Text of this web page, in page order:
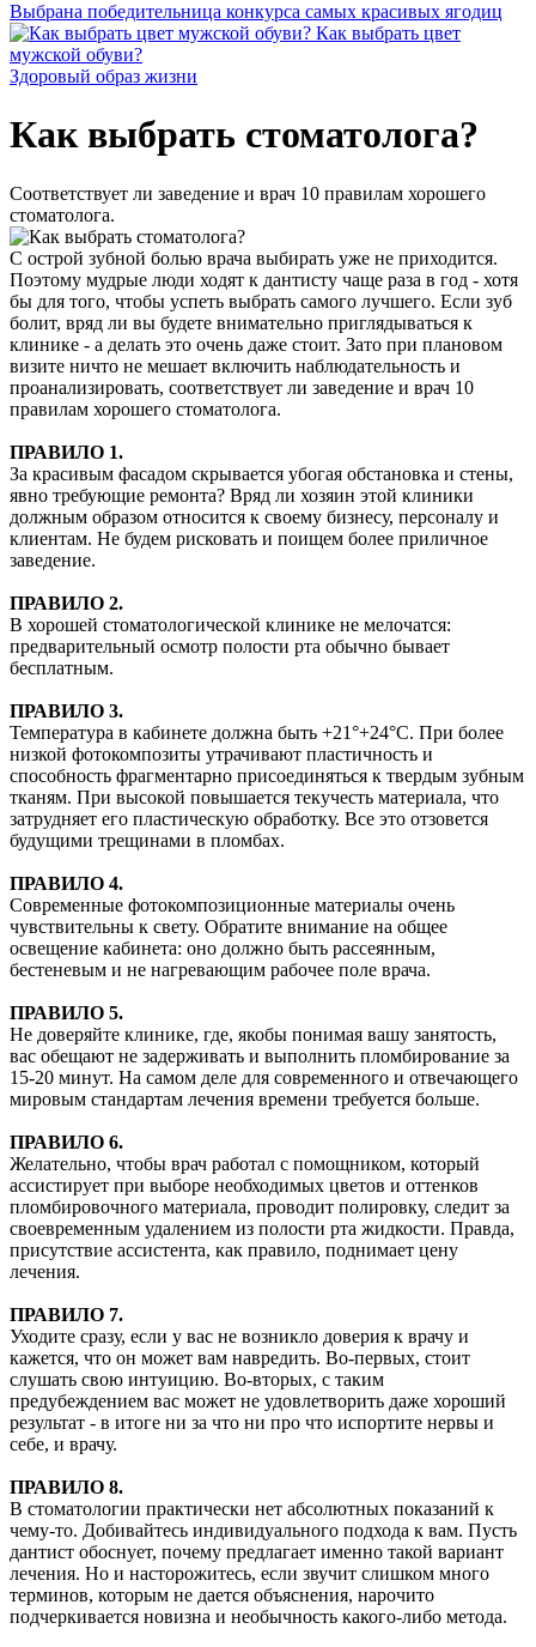
Выбрана победительница конкурса самых красивых ягодиц
Как выбрать цвет
мужской обуви?
Здоровый образ жизни
Как выбрать стоматолога?
Соответствует ли заведение и врач 10 правилам хорошего
стоматолога.
С острой зубной болью врача выбирать уже не приходится.
Поэтому мудрые люди ходят к дантисту чаще раза в год - хотя
бы для того, чтобы успеть выбрать самого лучшего. Если зуб
болит, вряд ли вы будете внимательно приглядываться к
клинике - а делать это очень даже стоит. Зато при плановом
визите ничто не мешает включить наблюдательность и
проанализировать, соответствует ли заведение и врач 10
правилам хорошего стоматолога.
ПРАВИЛО 1.
За красивым фасадом скрывается убогая обстановка и стены,
явно требующие ремонта? Вряд ли хозяин этой клиники
должным образом относится к своему бизнесу, персоналу и
клиентам. Не будем рисковать и поищем более приличное
заведение.
ПРАВИЛО 2.
В хорошей стоматологической клинике не мелочатся:
предварительный осмотр полости рта обычно бывает
бесплатным.
ПРАВИЛО 3.
Температура в кабинете должна быть +21°+24°С. При более
низкой фотокомпозиты утрачивают пластичность и
способность фрагментарно присоединяться к твердым зубным
тканям. При высокой повышается текучесть материала, что
затрудняет его пластическую обработку. Все это отзовется
будущими трещинами в пломбах.
ПРАВИЛО 4.
Современные фотокомпозиционные материалы очень
чувствительны к свету. Обратите внимание на общее
освещение кабинета: оно должно быть рассеянным,
бестеневым и не нагревающим рабочее поле врача.
ПРАВИЛО 5.
Не доверяйте клинике, где, якобы понимая вашу занятость,
вас обещают не задерживать и выполнить пломбирование за
15-20 минут. На самом деле для современного и отвечающего
мировым стандартам лечения времени требуется больше.
ПРАВИЛО 6.
Желательно, чтобы врач работал с помощником, который
ассистирует при выборе необходимых цветов и оттенков
пломбировочного материала, проводит полировку, следит за
своевременным удалением из полости рта жидкости. Правда,
присутствие ассистента, как правило, поднимает цену
лечения.
ПРАВИЛО 7.
Уходите сразу, если у вас не возникло доверия к врачу и
кажется, что он может вам навредить. Во-первых, стоит
слушать свою интуицию. Во-вторых, с таким
предубеждением вас может не удовлетворить даже хороший
результат - в итоге ни за что ни про что испортите нервы и
себе, и врачу.
ПРАВИЛО 8.
В стоматологии практически нет абсолютных показаний к
чему-то. Добивайтесь индивидуального подхода к вам. Пусть
дантист обоснует, почему предлагает именно такой вариант
лечения. Но и насторожитесь, если звучит слишком много
терминов, которым не дается объяснения, нарочито
подчеркивается новизна и необычность какого-либо метода.